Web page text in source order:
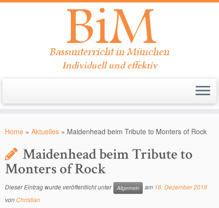
Inhalt
Individuell und effektiv
Home » Aktuelles » Maidenhead beim Tribute to Monters of Rock
Maidenhead beim Tribute to
Monters of Rock
Dieser Eintrag wurde veröffentlicht unter Allgemein am 16. Dezember 2018
vonChristian